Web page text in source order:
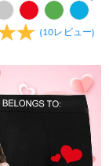
(10レビュー)